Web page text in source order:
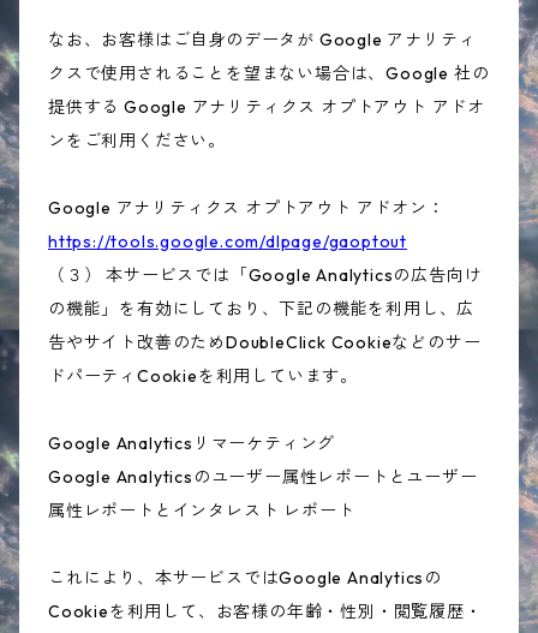
なお、お客様はご自身のデータが Google アナリティ
クスで使用されることを望まない場合は、Google 社の
提供する Google アナリティクス オプトアウト アドオ
ンをご利用ください。
Google アナリティクス オプトアウト アドオン：
https://tools.google.com/dlpage/gaoptout
（３） 本サービスでは「Google Analyticsの広告向け
の機能」を有効にしており、下記の機能を利用し、広
告やサイト改善のためDoubleClick Cookieなどのサー
ドパーティCookieを利用しています。
Google Analyticsリマーケティング
Google Analyticsのユーザー属性レポートとユーザー
属性レポートとインタレスト レポート
これにより、本サービスではGoogle Analyticsの
Cookieを利用して、お客様の年齢・性別・閲覧履歴・